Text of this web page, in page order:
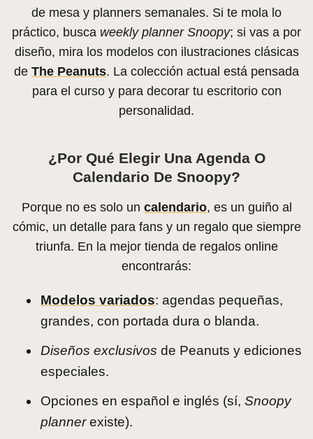
de mesa y planners semanales. Si te mola lo
práctico, busca weekly planner Snoopy; si vas a por
diseño, mira los modelos con ilustraciones clásicas
de The Peanuts. La colección actual está pensada
para el curso y para decorar tu escritorio con
personalidad.
¿Por Qué Elegir Una Agenda O
Calendario De Snoopy?
Porque no es solo un calendario, es un guiño al
cómic, un detalle para fans y un regalo que siempre
triunfa. En la mejor tienda de regalos online
encontrarás:
Modelos variados: agendas pequeñas,
grandes, con portada dura o blanda.
Diseños exclusivos de Peanuts y ediciones
especiales.
Opciones en español e inglés (sí, Snoopy
plannerexiste).